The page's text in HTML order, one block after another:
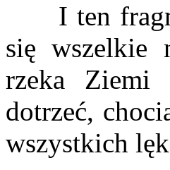
I ten
się wszelkie
rzeka Ziemi
dotrzeć,
wszystkich